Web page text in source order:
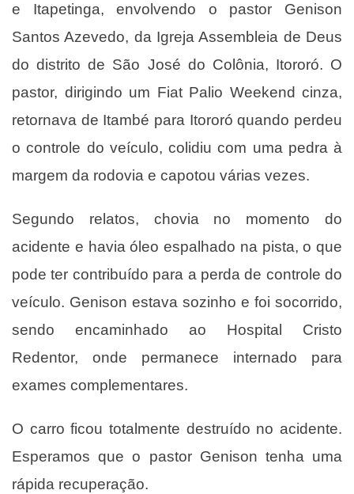
e Itapetinga, envolvendo o pastor Genison
Santos Azevedo, da Igreja Assembleia de Deus
do distrito de São José do Colônia, Itororó. O
pastor, dirigindo um Fiat Palio Weekend cinza,
retornava de Itambé para Itororó quando perdeu
o controle do veículo, colidiu com uma pedra à
margem da rodovia e capotou várias vezes.
Segundo relatos, chovia no momento do
acidente e havia óleo espalhado na pista, o que
pode ter contribuído para a perda de controle do
veículo. Genison estava sozinho e foi socorrido,
sendo encaminhado ao Hospital Cristo
Redentor, onde permanece internado para
exames complementares.
O carro ficou totalmente destruído no acidente.
Esperamos que o pastor Genison tenha uma
rápida recuperação.